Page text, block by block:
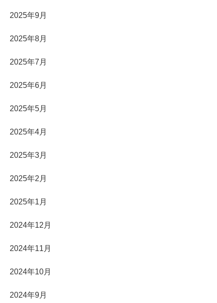
2025年9月
2025年8月
2025年7月
2025年6月
2025年5月
2025年4月
2025年3月
2025年2月
2025年1月
2024年12月
2024年11月
2024年10月
2024年9月